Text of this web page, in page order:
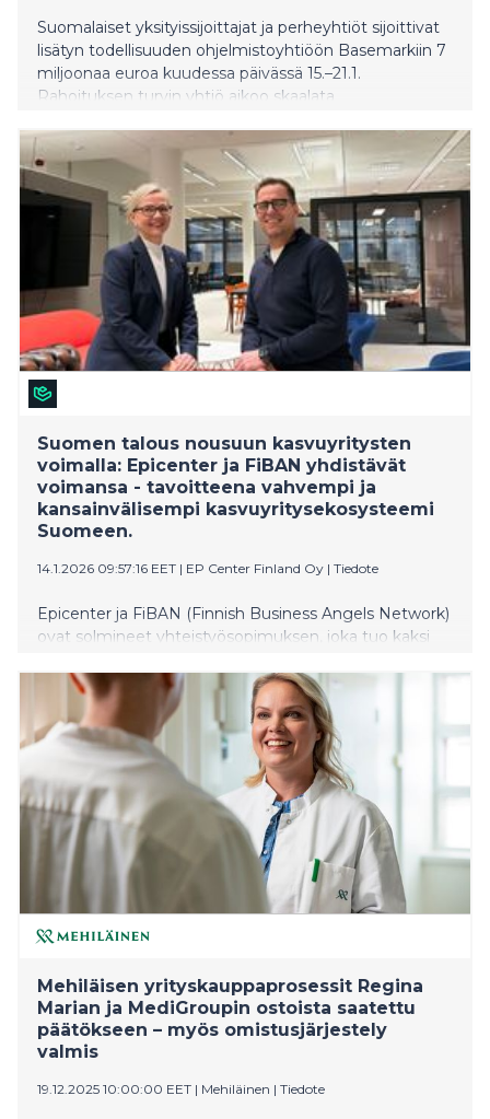
Suomalaiset yksityissijoittajat ja perheyhtiöt sijoittivat
lisätyn todellisuuden ohjelmistoyhtiöön Basemarkiin 7
miljoonaa euroa kuudessa päivässä 15.–21.1.
Rahoituksen turvin yhtiö aikoo skaalata
Osakeannin järjesti sijoituspalveluyhtiö Springvest.
Suomen talous nousuun kasvuyritysten
voimalla: Epicenter ja FiBAN yhdistävät
voimansa - tavoitteena vahvempi ja
kansainvälisempi kasvuyritysekosysteemi
Suomeen.
14.1.2026 09:57:16 EET | EP Center Finland Oy | Tiedote
Epicenter ja FiBAN (Finnish Business Angels Network)
ovat solmineet yhteistyösopimuksen, joka tuo kaksi
toimijaa tiiviiseen kumppanuuteen. Sopimuksen
myötä FiBANista tulee Epicenterin jäsen ja
Epicenteristä FiBANin jäsen.
Mehiläisen yrityskauppaprosessit Regina
Marian ja MediGroupin ostoista saatettu
päätökseen – myös omistusjärjestely
valmis
19.12.2025 10:00:00 EET | Mehiläinen | Tiedote